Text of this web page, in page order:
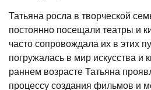
Татьяна росла в творческой
постоянно посещали театры и
часто сопровождала их в этих
погружалась в мир искусства и
раннем возрасте Татьяна
процессу создания фильмов и